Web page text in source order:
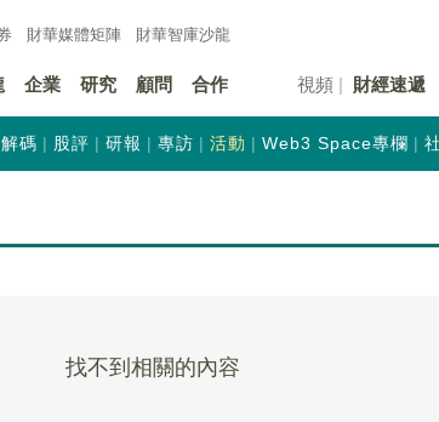
財華媒體矩陣 財華智庫沙龍
企業 研究 顧問 合作 視頻 財經速遞
碼 股評 研報 專訪 活動 Web3 Space專欄
找不到相關的內容